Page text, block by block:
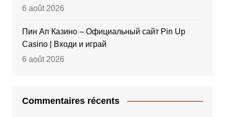
6 août 2026
Пин Ап Казино – Официальный сайт Pin Up
Casino | Входи и играй
6 août 2026
Commentaires récents